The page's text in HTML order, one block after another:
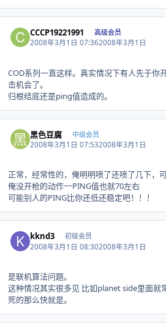
CCCP19221991 高级会员
2008年3月1日 07:362008年3月1日
COD系列一直这样。真实情况下有人先于你
击机会了。
归根结底还是ping值造成的。
黑色豆腐 中级会员
2008年3月1日 07:532008年3月1日
正常，经常性的，俺明明喷了还喷了几下，
俺没开枪的动作~~PING值也就70左右
可能别人的PING比你还低还稳定吧！！！
kknd3 初级会员
2008年3月1日 08:302008年3月1日
是联机算法问题。
这种情况其实很多见 比如planet side里面就
死的那么快就是。